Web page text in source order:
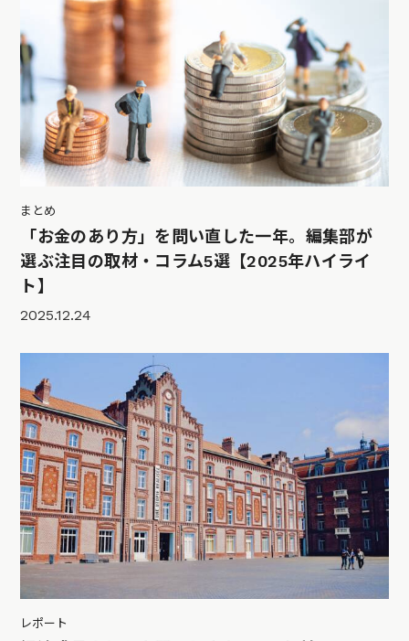
まとめ
「お金のあり方」を問い直した一年。編集部が
選ぶ注目の取材・コラム5選【2025年ハイライ
ト】
2025.12.24
レポート